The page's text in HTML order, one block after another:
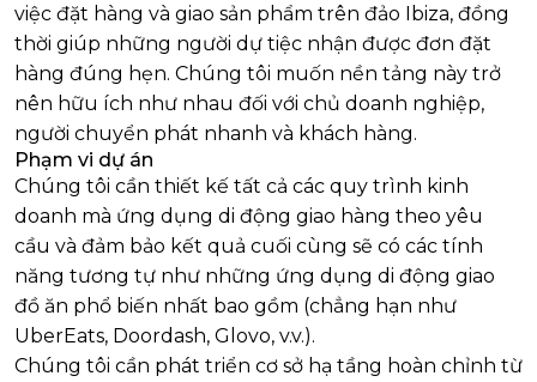
việc đặt hàng và giao sản phẩm trên đảo Ibiza, đồng
thời giúp những người dự tiệc nhận được đơn đặt
hàng đúng hẹn. Chúng tôi muốn nền tảng này trở
nên hữu ích như nhau đối với chủ doanh nghiệp,
người chuyển phát nhanh và khách hàng.
Phạm vi dự án
Chúng tôi cần thiết kế tất cả các quy trình kinh
doanh mà ứng dụng di động giao hàng theo yêu
cầu và đảm bảo kết quả cuối cùng sẽ có các tính
năng tương tự như những ứng dụng di động giao
đồ ăn phổ biến nhất bao gồm (chẳng hạn như
UberEats, Doordash, Glovo, v.v.).
Chúng tôi cần phát triển cơ sở hạ tầng hoàn chỉnh từ